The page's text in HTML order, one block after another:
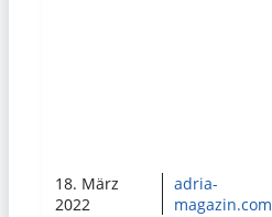
18. März
2022
adria-
magazin.com